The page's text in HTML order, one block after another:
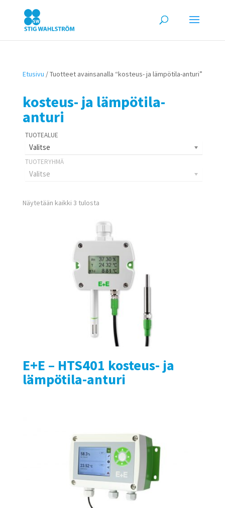
Etusivu / Tuotteet avainsanalla “kosteus- ja lämpötila-anturi”
kosteus- ja lämpötila-
anturi
Valitse
Valitse
Näytetään kaikki 3 tulosta
E+E – HTS401 kosteus- ja
lämpötila-anturi